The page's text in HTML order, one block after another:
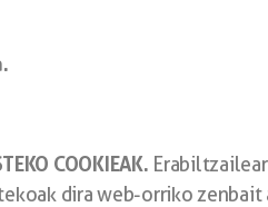
COOKIEAK.
dira web-orriko